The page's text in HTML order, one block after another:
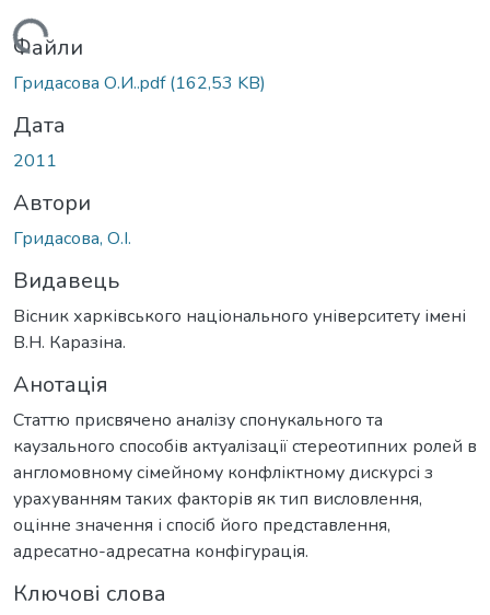
Файли
Гридасова О.И..pdf(162,53 KB)
Дата
2011
Автори
Гридасова, О.І.
Видавець
Вісник харківського національного університету імені
В.Н. Каразіна.
Анотація
Статтю присвячено аналізу спонукального та
каузального способів актуалізації стереотипних ролей в
англомовному сімейному конфліктному дискурсі з
урахуванням таких факторів як тип висловлення,
оцінне значення і спосіб його представлення,
адресатно-адресатна конфігурація.
Ключові слова